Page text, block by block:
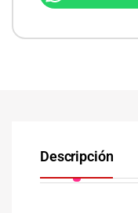
Descripción